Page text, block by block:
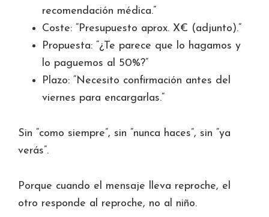
recomendación médica.”
Coste: “Presupuesto aprox. X€ (adjunto).”
Propuesta: “¿Te parece que lo hagamos y
lo paguemos al 50%?”
Plazo: “Necesito confirmación antes del
viernes para encargarlas.”
Sin “como siempre”, sin “nunca haces”, sin “ya
verás”.
Porque cuando el mensaje lleva reproche, el
otro responde al reproche, no al niño.